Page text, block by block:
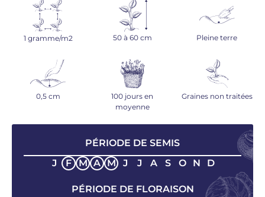
1 gramme/m2 50 à 60 cm Pleine terre
0,5 cm
100 jours en
moyenne
Graines non traitées
PÉRIODE DE SEMIS
J
F M A M J J A S O N D
PÉRIODE DE FLORAISON